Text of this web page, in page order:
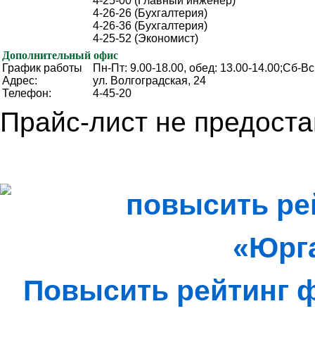
4-26-26 (Бухгалтерия)
4-26-36 (Бухгалтерия)
4-25-52 (Экономист)
Дополнительный офис
График работы
Пн-Пт: 9.00-18.00, обед: 13.00-14.00;Сб-
Адрес:
ул. Волгоградская, 24
Телефон:
4-45-20
Прайс-лист не
Повысить рейтинг